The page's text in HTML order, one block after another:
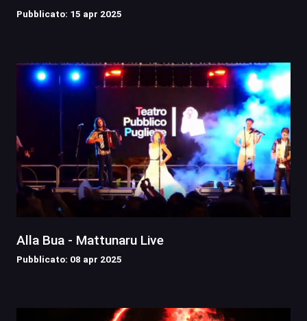
Pubblicato: 15 apr 2025
Alla Bua - Mattunaru Live
Pubblicato: 08 apr 2025